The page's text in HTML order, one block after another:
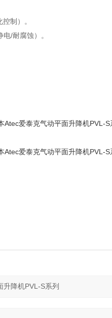
制）。
/耐腐蚀）。